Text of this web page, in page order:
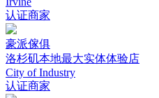
认证商家
豪派傢俱
洛杉矶本地最大实体体验店
City of Industry
认证商家